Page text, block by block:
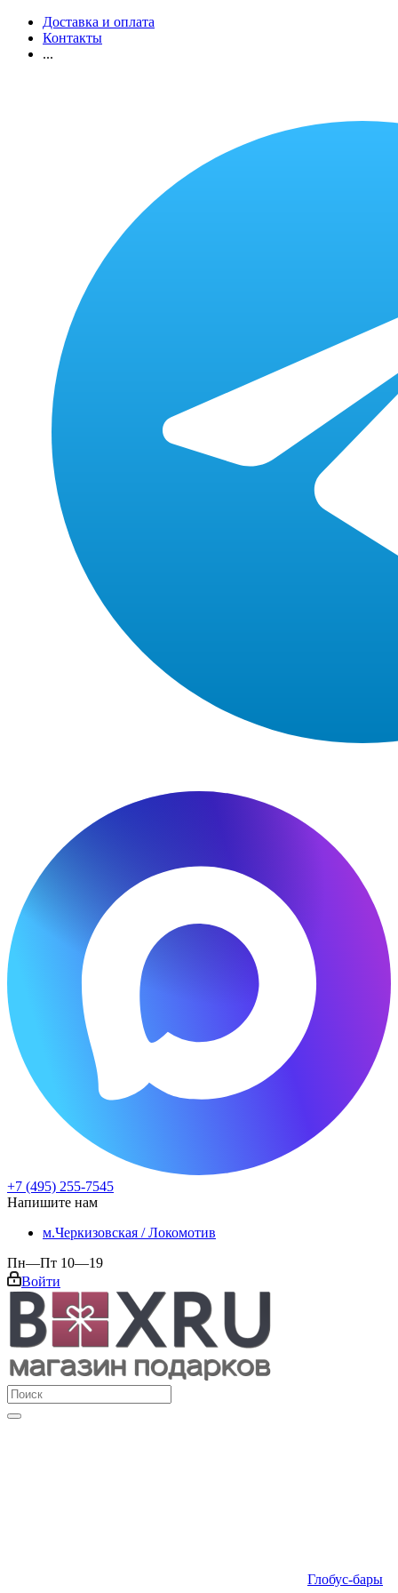
Доставка и оплата
Контакты
...
+7 (495) 255-7545
Напишите нам
м.Черкизовская / Локомотив
Пн—Пт 10—19
Войти
Глобус-бары